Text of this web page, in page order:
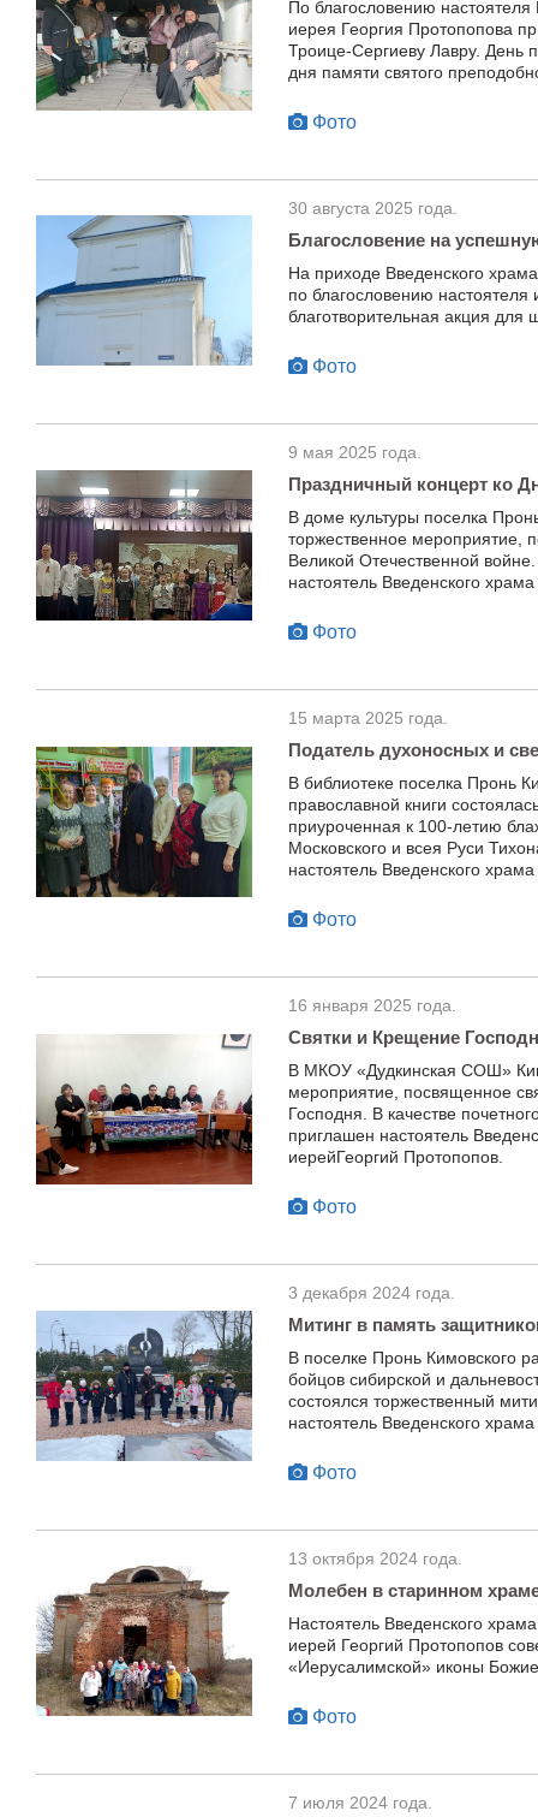
По благословению
иерея Георгия Протопопова
Троице-Сергиеву Лавру. День
дня памяти святого
Фото
30 августа 2025 года.
Благословение на
На приходе Введенского
по благословению
благотворительная акция для
Фото
9 мая 2025 года.
Праздничный концерт ко
В доме культуры поселка
торжественное мероприятие,
Великой Отечественной
настоятель Введенского
Фото
15 марта 2025 года.
Податель духоносных и
В библиотеке поселка Пронь
православной книги
приуроченная к 100-летию
Московского и всея Руси
настоятель Введенского
Фото
16 января 2025 года.
Святки и Крещение
В МКОУ «Дудкинская СОШ»
мероприятие, посвященное
Господня. В качестве
приглашен настоятель
иерейГеоргий Протопопов.
Фото
3 декабря 2024 года.
Митинг в память
В поселке Пронь Кимовского
бойцов сибирской и
состоялся торжественный
настоятель Введенского
Фото
13 октября 2024 года.
Молебен в старинном
Настоятель Введенского
иерей Георгий Протопопов
«Иерусалимской» иконы
Фото
7 июля 2024 года.